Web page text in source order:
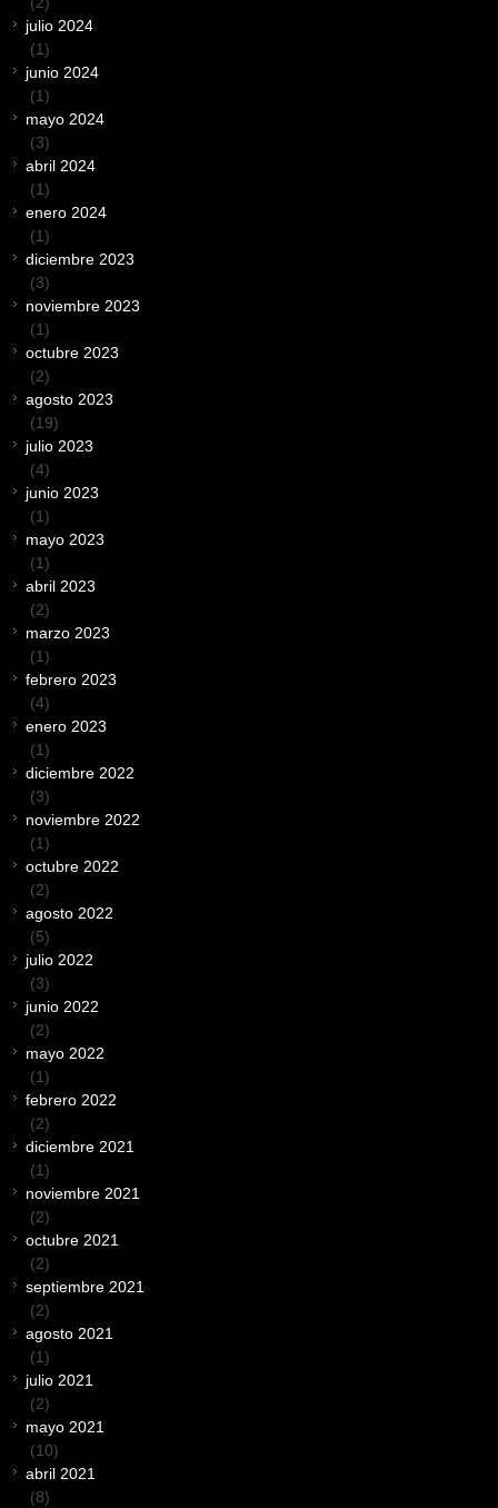
julio 2024
(1)
junio 2024
(1)
mayo 2024
(3)
abril 2024
(1)
enero 2024
(1)
diciembre 2023
(3)
noviembre 2023
(1)
octubre 2023
(2)
agosto 2023
(19)
julio 2023
(4)
junio 2023
(1)
mayo 2023
(1)
abril 2023
(2)
marzo 2023
(1)
febrero 2023
(4)
enero 2023
(1)
diciembre 2022
(3)
noviembre 2022
(1)
octubre 2022
(2)
agosto 2022
(5)
julio 2022
(3)
junio 2022
(2)
mayo 2022
(1)
febrero 2022
(2)
diciembre 2021
(1)
noviembre 2021
(2)
octubre 2021
(2)
septiembre 2021
(2)
agosto 2021
(1)
julio 2021
(2)
mayo 2021
(10)
abril 2021
(8)